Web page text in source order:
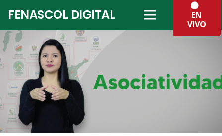
FENASCOL DIGITAL
EN
VIVO